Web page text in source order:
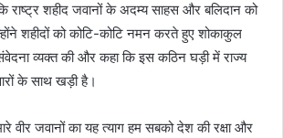
राष्ट्र शहीद जवानों के अदम्य साहस और बलिदान को
शहीदों को कोटि-कोटि नमन करते हुए शोकाकुल
व्यक्त की और कहा कि इस कठिन घड़ी में राज्य
के साथ खड़ी है।
वीर जवानों का यह त्याग हम सबको देश की रक्षा और